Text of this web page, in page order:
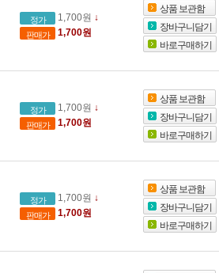
정가 1,700원 ↓
판매가 1,700원
상품 보관함
장바구니담기
바로구매하기
정가 1,700원 ↓
판매가 1,700원
상품 보관함
장바구니담기
바로구매하기
정가 1,700원 ↓
판매가 1,700원
상품 보관함
장바구니담기
바로구매하기